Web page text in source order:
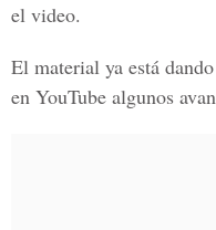
el video.
El material ya está
en YouTube algunos